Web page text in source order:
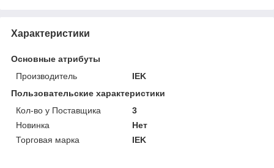
Характеристики
Основные атрибуты
Производитель
IEK
Пользовательские характеристики
Кол-во у Поставщика
3
Новинка
Нет
Торговая марка
IEK